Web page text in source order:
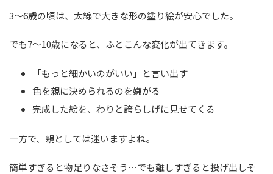
3〜6歳の頃は、太線で大きな形の塗り絵が安心でした。
でも7〜10歳になると、ふとこんな変化が出てきます。
「もっと細かいのがいい」と言い出す
色を親に決められるのを嫌がる
完成した絵を、わりと誇らしげに見せてくる
一方で、親としては迷いますよね。
簡単すぎると物足りなさそう…でも難しすぎると投げ出しそ